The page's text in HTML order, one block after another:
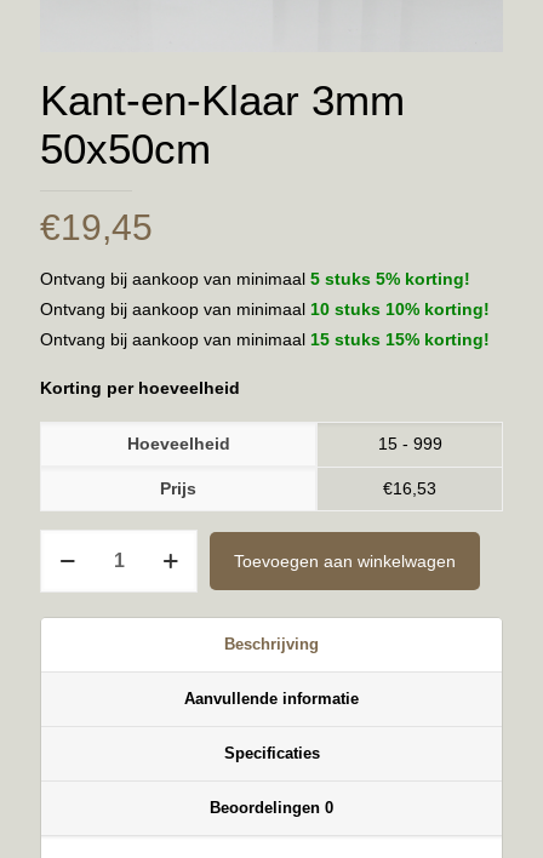
Kant-en-Klaar 3mm
50x50cm
€19,45
Ontvang bij aankoop van minimaal 5 stuks 5% korting!
Ontvang bij aankoop van minimaal 10 stuks 10% korting!
Ontvang bij aankoop van minimaal 15 stuks 15% korting!
Korting per hoeveelheid
Hoeveelheid 15 - 999
Prijs €16,53
Toevoegen aan winkelwagen
Beschrijving
Aanvullende informatie
Specificaties
Beoordelingen 0